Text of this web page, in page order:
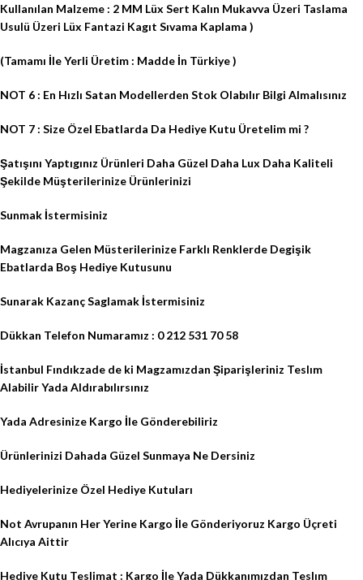
Kullanılan Malzeme : 2 MM Lüx Sert Kalın Mukavva Üzeri Taslama
Usulü Üzeri Lüx Fantazi Kagıt Sıvama Kaplama )
(Tamamı İle Yerli Üretim : Madde İn Türkiye )
NOT 6 : En Hızlı Satan Modellerden Stok Olabılır Bilgi Almalısınız
NOT 7 : Size Özel Ebatlarda Da Hediye Kutu Üretelim mi ?
Şatışını Yaptıgınız Ürünleri Daha Güzel Daha Lux Daha Kaliteli
Şekilde Müşterilerinize Ürünlerinizi
Sunmak İstermisiniz
Magzanıza Gelen Müsterilerinize Farklı Renklerde Degişik
Ebatlarda Boş Hediye Kutusunu
Sunarak Kazanç Saglamak İstermisiniz
Dükkan Telefon Numaramız : 0 212 531 70 58
İstanbul Fındıkzade de ki Magzamızdan Şiparişleriniz Teslım
Alabilir Yada Aldırabılırsınız
Yada Adresinize Kargo İle Gönderebiliriz
Ürünlerinizi Dahada Güzel Sunmaya Ne Dersiniz
Hediyelerinize Özel Hediye Kutuları
Not Avrupanın Her Yerine Kargo İle Gönderiyoruz Kargo Üçreti
Alıcıya Aittir
Hediye Kutu Teslimat : Kargo İle Yada Dükkanımızdan Teslım